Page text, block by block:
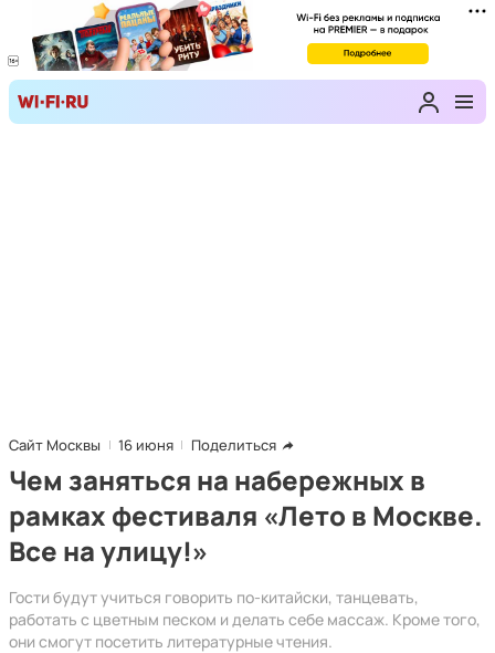
Сайт Москвы 16 июня Поделиться
Чем заняться на набережных в
рамках фестиваля «Лето в Москве.
Все на улицу!»
Гости будут учиться говорить по-китайски, танцевать,
работать с цветным песком и делать себе массаж. Кроме того,
они смогут посетить литературные чтения.